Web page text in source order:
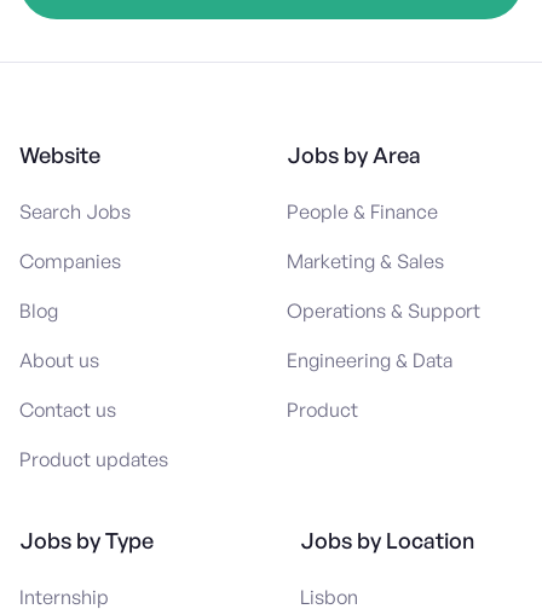
Website
Search Jobs
Companies
Blog
About us
Contact us
Product updates
Jobs by Area
People & Finance
Marketing & Sales
Operations & Support
Engineering & Data
Product
Jobs by Type
Internship
Jobs by Location
Lisbon